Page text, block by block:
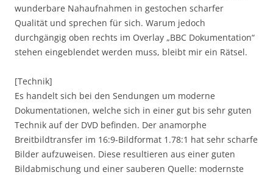
wunderbare Nahaufnahmen in gestochen scharfer
Qualität und sprechen für sich. Warum jedoch
durchgängig oben rechts im Overlay „BBC Dokumentation“
stehen eingeblendet werden muss, bleibt mir ein Rätsel.
[Technik]
Es handelt sich bei den Sendungen um moderne
Dokumentationen, welche sich in einer gut bis sehr guten
Technik auf der DVD befinden. Der anamorphe
Breitbildtransfer im 16:9-Bildformat 1.78:1 hat sehr scharfe
Bilder aufzuweisen. Diese resultieren aus einer guten
Bildabmischung und einer sauberen Quelle: modernste